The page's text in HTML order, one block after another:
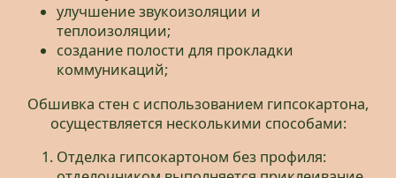
улучшение звукоизоляции и
теплоизоляции;
создание полости для прокладки
коммуникаций;
Обшивка стен с использованием гипсокартона,
осуществляется несколькими способами:
Отделка гипсокартоном без профиля: